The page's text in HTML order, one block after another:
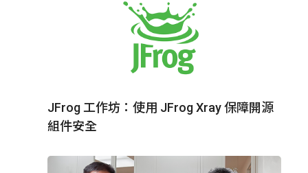
JFrog 工作坊：使用 JFrog Xray 保障開源
組件安全